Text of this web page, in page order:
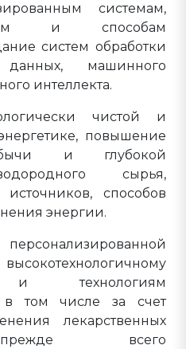
системам,
и способам
систем обработки
машинного
интеллекта.
чистой и
повышение
и глубокой
сырья,
способов
энергии.
и технологиям
в том числе за счет
лекарственных
всего